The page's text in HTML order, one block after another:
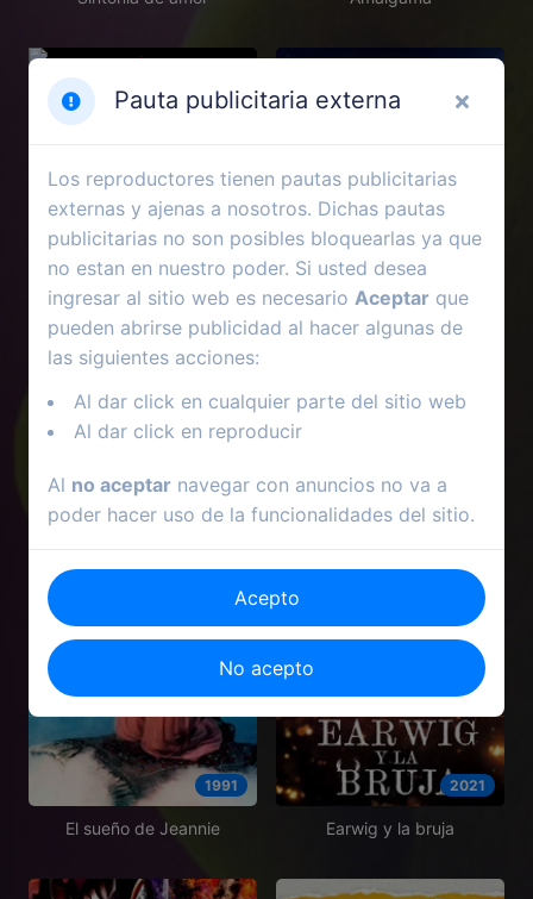
2021
No miren arriba Sobreviviendo
1991
El sueño de Jeannie
2021
Earwig y la bruja
Pauta publicitaria externa
Los reproductores tienen pautas publicitarias
externas y ajenas a nosotros. Dichas pautas
publicitarias no son posibles bloquearlas ya que
no estan en nuestro poder. Si usted desea
ingresar al sitio web es necesario Aceptar que
pueden abrirse publicidad al hacer algunas de
las siguientes acciones:
Al dar click en cualquier parte del sitio web
Al dar click en reproducir
Al no aceptar navegar con anuncios no va a
poder hacer uso de la funcionalidades del sitio.
Acepto
No acepto